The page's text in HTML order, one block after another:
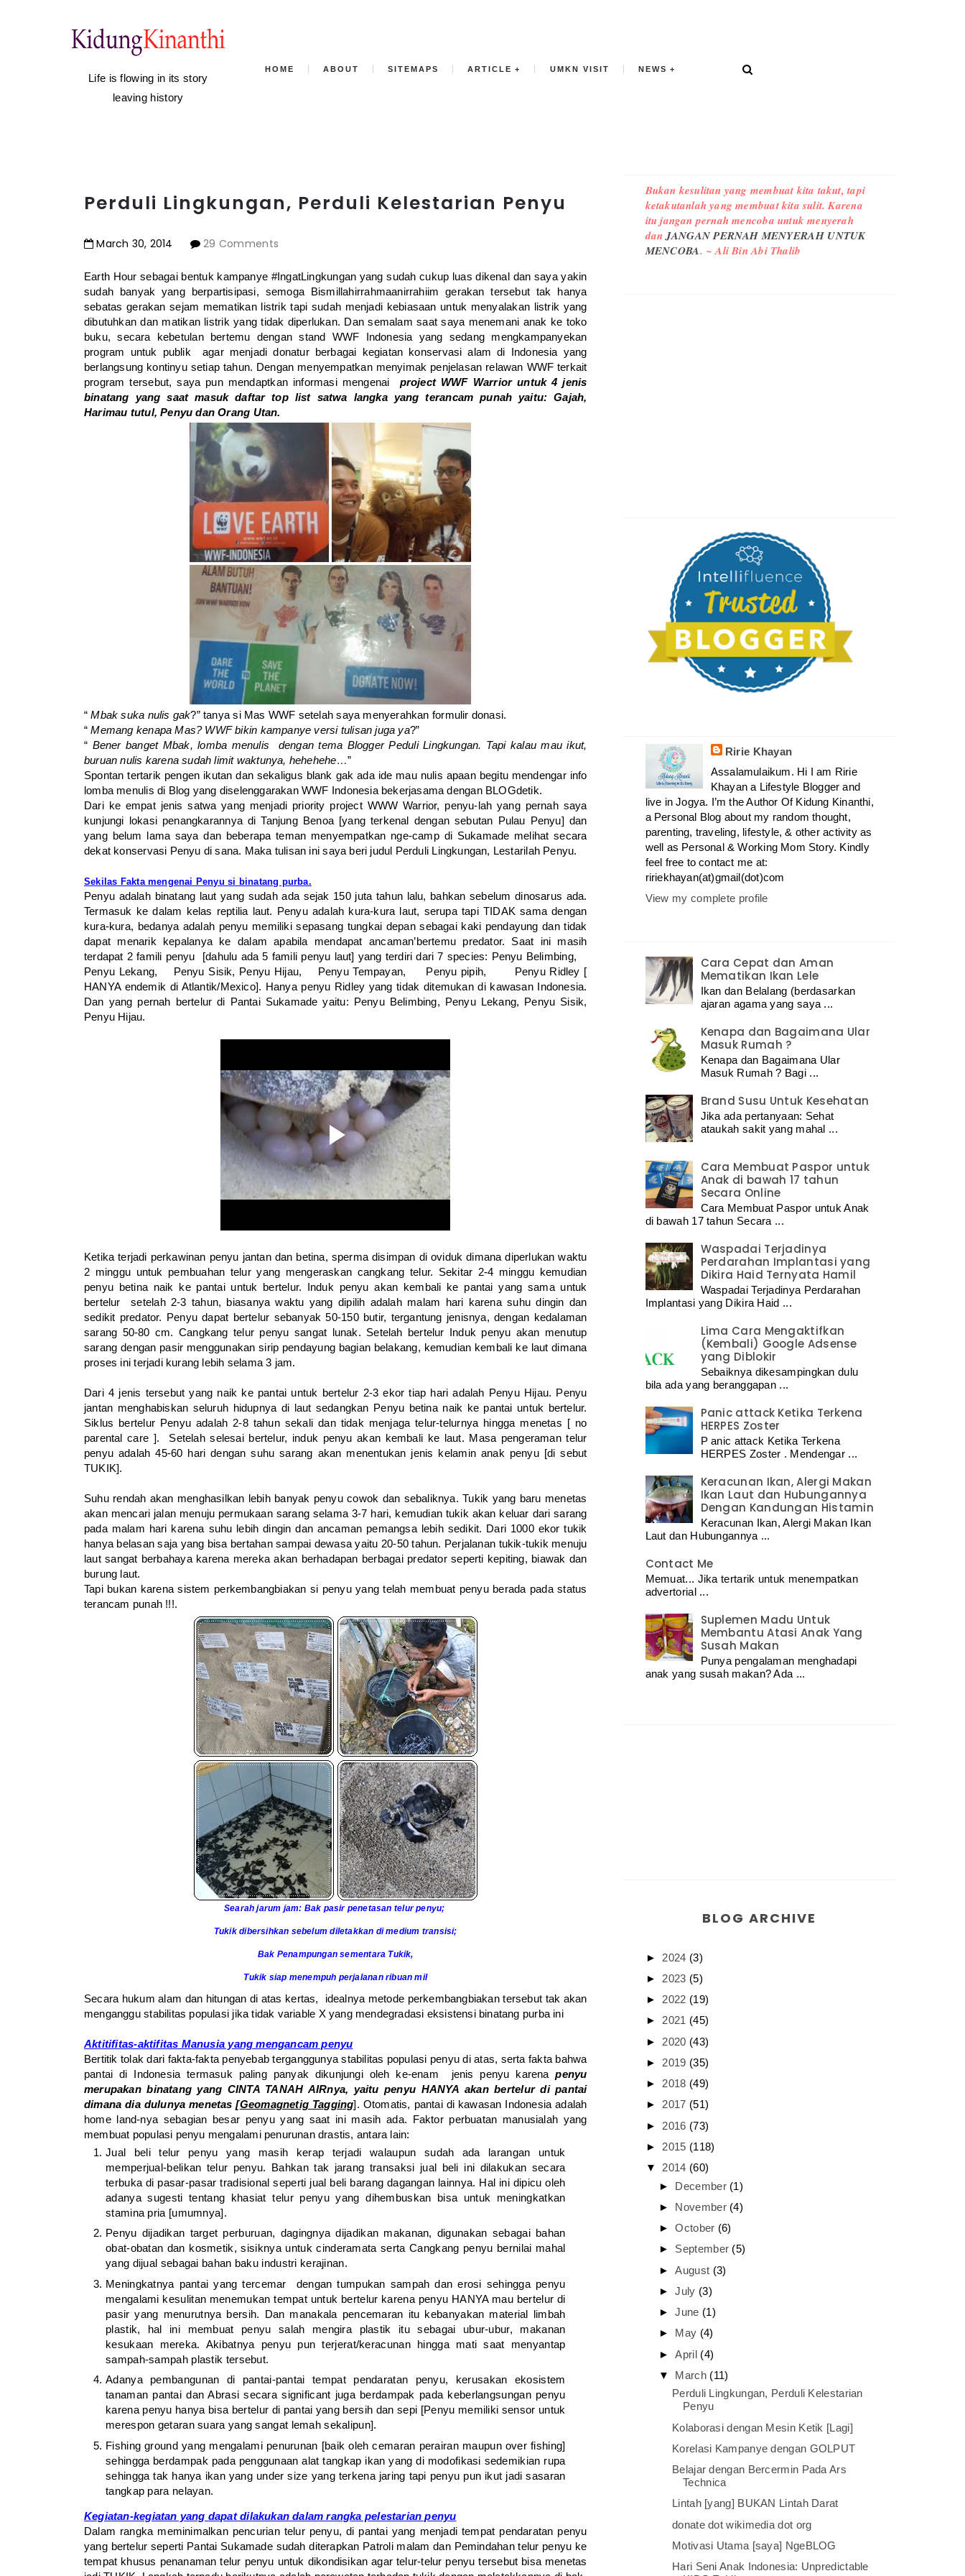
Life is flowing in its story
leaving history
HOME ABOUT SITEMAPS ARTICLE UMKN VISIT NEWS
Perduli Lingkungan, Perduli Kelestarian Penyu
March 30, 2014 29 Comments
Earth Hour sebagai bentuk kampanye #IngatLingkungan yang sudah cukup luas dikenal dan saya yakin
sudah banyak yang berpartisipasi, semoga Bismillahirrahmaanirrahiim gerakan tersebut tak hanya
sebatas gerakan sejam mematikan listrik tapi sudah menjadi kebiasaan untuk menyalakan listrik yang
dibutuhkan dan matikan listrik yang tidak diperlukan. Dan semalam saat saya menemani anak ke toko
buku, secara kebetulan bertemu dengan stand WWF Indonesia yang sedang mengkampanyekan
program untuk publik agar menjadi donatur berbagai kegiatan konservasi alam di Indonesia yang
berlangsung kontinyu setiap tahun. Dengan menyempatkan menyimak penjelasan relawan WWF terkait
program tersebut, saya pun mendaptkan informasi mengenai
project WWF Warrior untuk 4 jenis
binatang yang saat masuk daftar top list satwa langka yang terancam punah yaitu: Gajah,
Harimau tutul, Penyu dan Orang Utan.
“ Mbak suka nulis gak?” tanya si Mas WWF setelah saya menyerahkan formulir donasi.
“Memang kenapa Mas? WWF bikin kampanye versi tulisan juga ya?”
“ Bener banget Mbak, lomba menulis dengan tema Blogger Peduli Lingkungan. Tapi kalau mau ikut,
buruan nulis karena sudah limit waktunya, hehehehe…”
Spontan tertarik pengen ikutan dan sekaligus blank gak ada ide mau nulis apaan begitu mendengar info
lomba menulis di Blog yang diselenggarakan WWF Indonesia bekerjasama dengan BLOGdetik.
Dari ke empat jenis satwa yang menjadi priority project WWW Warrior, penyu-lah yang pernah saya
kunjungi lokasi penangkarannya di Tanjung Benoa [yang terkenal dengan sebutan Pulau Penyu] dan
yang belum lama saya dan beberapa teman menyempatkan nge-camp di Sukamade melihat secara
dekat konservasi Penyu di sana. Maka tulisan ini saya beri judul Perduli Lingkungan, Lestarilah Penyu.
Sekilas Fakta mengenai Penyu si binatang purba.
Penyu adalah binatang laut yang sudah ada sejak 150 juta tahun lalu, bahkan sebelum dinosarus ada.
Termasuk ke dalam kelas reptilia laut. Penyu adalah kura-kura laut, serupa tapi TIDAK sama dengan
kura-kura, bedanya adalah penyu memiliki sepasang tungkai depan sebagai kaki pendayung dan tidak
dapat menarik kepalanya ke dalam apabila mendapat ancaman’bertemu predator. Saat ini masih
terdapat 2 famili penyu [dahulu ada 5 famili penyu laut] yang terdiri dari 7 species: Penyu Belimbing,
Penyu Lekang, Penyu Sisik, Penyu Hijau, Penyu Tempayan, Penyu pipih, Penyu Ridley [
HANYA endemik di Atlantik/Mexico]. Hanya penyu Ridley yang tidak ditemukan di kawasan Indonesia.
Dan yang pernah bertelur di Pantai Sukamade yaitu: Penyu Belimbing, Penyu Lekang, Penyu Sisik,
Penyu Hijau.
Ketika terjadi perkawinan penyu jantan dan betina, sperma disimpan di oviduk dimana diperlukan waktu
2 minggu untuk pembuahan telur yang mengeraskan cangkang telur. Sekitar 2-4 minggu kemudian
penyu betina naik ke pantai untuk bertelur. Induk penyu akan kembali ke pantai yang sama untuk
bertelur setelah 2-3 tahun, biasanya waktu yang dipilih adalah malam hari karena suhu dingin dan
sedikit predator. Penyu dapat bertelur sebanyak 50-150 butir, tergantung jenisnya, dengan kedalaman
sarang 50-80 cm. Cangkang telur penyu sangat lunak. Setelah bertelur Induk penyu akan menutup
sarang dengan pasir menggunakan sirip pendayung bagian belakang, kemudian kembali ke laut dimana
proses ini terjadi kurang lebih selama 3 jam.
Dari 4 jenis tersebut yang naik ke pantai untuk bertelur 2-3 ekor tiap hari adalah Penyu Hijau. Penyu
jantan menghabiskan seluruh hidupnya di laut sedangkan Penyu betina naik ke pantai untuk bertelur.
Siklus bertelur Penyu adalah 2-8 tahun sekali dan tidak menjaga telur-telurnya hingga menetas [ no
parental care ]. Setelah selesai bertelur, induk penyu akan kembali ke laut. Masa pengeraman telur
penyu adalah 45-60 hari dengan suhu sarang akan menentukan jenis kelamin anak penyu [di sebut
TUKIK].
Suhu rendah akan menghasilkan lebih banyak penyu cowok dan sebaliknya. Tukik yang baru menetas
akan mencari jalan menuju permukaan sarang selama 3-7 hari, kemudian tukik akan keluar dari sarang
pada malam hari karena suhu lebih dingin dan ancaman pemangsa lebih sedikit. Dari 1000 ekor tukik
hanya belasan saja yang bisa bertahan sampai dewasa yaitu 20-50 tahun. Perjalanan tukik-tukik menuju
laut sangat berbahaya karena mereka akan berhadapan berbagai predator seperti kepiting, biawak dan
burung laut.
Tapi bukan karena sistem perkembangbiakan si penyu yang telah membuat penyu berada pada status
terancam punah !!!.
Searah jarum jam: Bak pasir penetasan telur penyu;
Tukik dibersihkan sebelum diletakkan di medium transisi;
Bak Penampungan sementara Tukik,
Tukik siap menempuh perjalanan ribuan mil
Secara hukum alam dan hitungan di atas kertas, idealnya metode perkembangbiakan tersebut tak akan
menganggu stabilitas populasi jika tidak variable X yang mendegradasi eksistensi binatang purba ini
Aktitifitas-aktifitas Manusia yang mengancam penyu
Bertitik tolak dari fakta-fakta penyebab terganggunya stabilitas populasi penyu di atas, serta fakta bahwa
pantai di Indonesia termasuk paling panyak dikunjungi oleh ke-enam jenis penyu karena penyu
merupakan binatang yang CINTA TANAH AIRnya, yaitu penyu HANYA akan bertelur di pantai
dimana dia dulunya menetas [Geomagnetig Tagging]. Otomatis, pantai di kawasan Indonesia adalah
home land-nya sebagian besar penyu yang saat ini masih ada. Faktor perbuatan manusialah yang
membuat populasi penyu mengalami penurunan drastis, antara lain:
Jual beli telur penyu yang masih kerap terjadi walaupun sudah ada larangan untuk
memperjual-belikan telur penyu. Bahkan tak jarang transaksi jual beli ini dilakukan secara
terbuka di pasar-pasar tradisional seperti jual beli barang dagangan lainnya. Hal ini dipicu oleh
adanya sugesti tentang khasiat telur penyu yang dihembuskan bisa untuk meningkatkan
stamina pria [umumnya].
Penyu dijadikan target perburuan, dagingnya dijadikan makanan, digunakan sebagai bahan
obat-obatan dan kosmetik, sisiknya untuk cinderamata serta Cangkang penyu bernilai mahal
yang dijual sebagai bahan baku industri kerajinan.
Meningkatnya pantai yang tercemar dengan tumpukan sampah dan erosi sehingga penyu
mengalami kesulitan menemukan tempat untuk bertelur karena penyu HANYA mau bertelur di
pasir yang menurutnya bersih. Dan manakala pencemaran itu kebanyakan material limbah
plastik, hal ini membuat penyu salah mengira plastik itu sebagai ubur-ubur, makanan
kesukaan mereka. Akibatnya penyu pun terjerat/keracunan hingga mati saat menyantap
sampah-sampah plastik tersebut.
Adanya pembangunan di pantai-pantai tempat pendaratan penyu, kerusakan ekosistem
tanaman pantai dan Abrasi secara significant juga berdampak pada keberlangsungan penyu
karena penyu hanya bisa bertelur di pantai yang bersih dan sepi [Penyu memiliki sensor untuk
merespon getaran suara yang sangat lemah sekalipun].
Fishing ground yang mengalami penurunan [baik oleh cemaran perairan maupun over fishing]
sehingga berdampak pada penggunaan alat tangkap ikan yang di modofikasi sedemikian rupa
sehingga tak hanya ikan yang under size yang terkena jaring tapi penyu pun ikut jadi sasaran
tangkap para nelayan.
Kegiatan-kegiatan yang dapat dilakukan dalam rangka pelestarian penyu
Dalam rangka meminimalkan pencurian telur penyu, di pantai yang menjadi tempat pendaratan penyu
yang bertelur seperti Pantai Sukamade sudah diterapkan Patroli malam dan Pemindahan telur penyu ke
tempat khusus penanaman telur penyu untuk dikondisikan agar telur-telur penyu tersebut bisa menetas
Bukan kesulitan yang membuat kita takut, tapi
ketakutanlah yang membuat kita sulit. Karena
itu jangan pernah mencoba untuk menyerah
danJANGAN PERNAH MENYERAH UNTUK
MENCOBA. ~ Ali Bin Abi Thalib
Ririe Khayan
Assalamulaikum. Hi I am Ririe
Khayan a Lifestyle Blogger and
live in Jogya. I’m the Author Of Kidung Kinanthi,
a Personal Blog about my random thought,
parenting, traveling, lifestyle, & other activity as
well as Personal & Working Mom Story. Kindly
feel free to contact me at:
ririekhayan(at)gmail(dot)com
View my complete profile
Cara Cepat dan Aman
Mematikan Ikan Lele
Ikan dan Belalang (berdasarkan
ajaran agama yang saya ...
Kenapa dan Bagaimana Ular
Masuk Rumah ?
Kenapa dan Bagaimana Ular
Masuk Rumah ? Bagi ...
Brand Susu Untuk Kesehatan
Jika ada pertanyaan: Sehat
ataukah sakit yang mahal ...
Cara Membuat Paspor untuk
Anak di bawah 17 tahun
Secara Online
Cara Membuat Paspor untuk Anak
di bawah 17 tahun Secara ...
Waspadai Terjadinya
Perdarahan Implantasi yang
Dikira Haid Ternyata Hamil
Waspadai Terjadinya Perdarahan
Implantasi yang Dikira Haid ...
Lima Cara Mengaktifkan
(Kembali) Google Adsense
yang Diblokir
Sebaiknya dikesampingkan dulu
bila ada yang beranggapan ...
Panic attack Ketika Terkena
HERPES Zoster
P anic attack Ketika Terkena
HERPES Zoster . Mendengar ...
Keracunan Ikan, Alergi Makan
Ikan Laut dan Hubungannya
Dengan Kandungan Histamin
Keracunan Ikan, Alergi Makan Ikan
Laut dan Hubungannya ...
Contact Me
Memuat... Jika tertarik untuk menempatkan
advertorial ...
Suplemen Madu Untuk
Membantu Atasi Anak Yang
Susah Makan
Punya pengalaman menghadapi
anak yang susah makan? Ada ...
BLOG ARCHIVE
► 2024 (3)
► 2023 (5)
► 2022 (19)
►2021 (45)
► 2020 (43)
► 2019 (35)
► 2018 (49)
►2017 (51)
► 2016 (73)
► 2015 (118)
▼ 2014 (60)
► December (1)
► November (4)
►October (6)
► September (5)
►August (3)
►July (3)
►June (1)
► May (4)
►April (4)
▼ March (11)
Perduli Lingkungan, Perduli Kelestarian
Penyu
Kolaborasi dengan Mesin Ketik [Lagi]
Korelasi Kampanye dengan GOLPUT
Belajar dengan Bercermin Pada Ars
Technica
Lintah [yang] BUKAN Lintah Darat
donate dot wikimedia dot org
Motivasi Utama [saya] NgeBLOG
Hari Seni Anak Indonesia: Unpredictable